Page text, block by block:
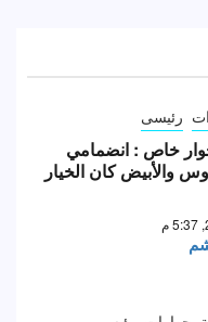
رئيسى
خاص : انضمامي
والأبيض كان الخيار